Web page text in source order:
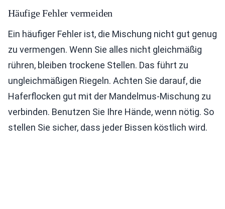
Häufige Fehler vermeiden
Ein häufiger Fehler ist, die Mischung nicht gut genug
zu vermengen. Wenn Sie alles nicht gleichmäßig
rühren, bleiben trockene Stellen. Das führt zu
ungleichmäßigen Riegeln. Achten Sie darauf, die
Haferflocken gut mit der Mandelmus-Mischung zu
verbinden. Benutzen Sie Ihre Hände, wenn nötig. So
stellen Sie sicher, dass jeder Bissen köstlich wird.